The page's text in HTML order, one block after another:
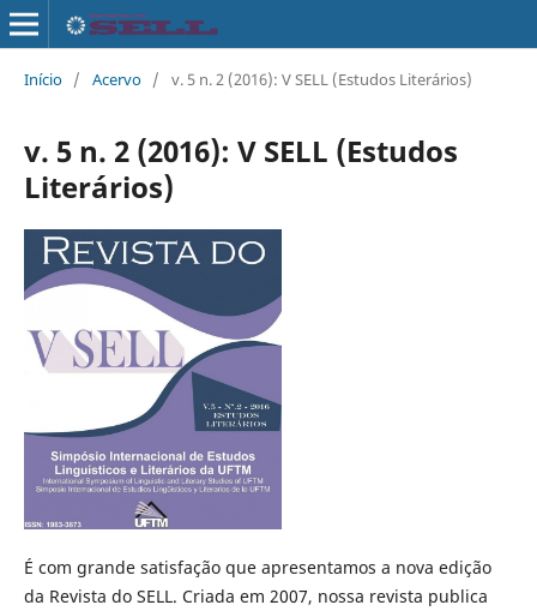
Início / Acervo / v. 5 n. 2 (2016): V SELL (Estudos Literários)
v. 5 n. 2 (2016): V SELL (Estudos
Literários)
É com grande satisfação que apresentamos a nova edição
da Revista do SELL. Criada em 2007, nossa revista publica